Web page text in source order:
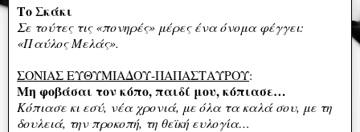
Το Σκάκι
Σε τούτες τις «πονηρές» μέρες ένα όνομα φέγγει:
«Παύλος Μελάς».
ΣΟΝΙΑΣ ΕΥΘΥΜΙΑΔΟΥ-ΠΑΠΑΣΤΑΥΡΟΥ:
Μη φοβάσαι τον κόπο, παιδί μου, κόπιασε…
Κόπιασε κι εσύ, νέα χρονιά, με όλα τα καλά σου, με τη
δουλειά, την προκοπή, τη θεϊκή ευλογία…